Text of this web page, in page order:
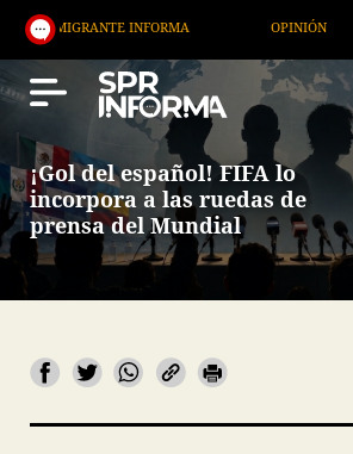
INFORMA
¡Gol del español! FIFA lo
incorpora a las ruedas de
prensa del Mundial